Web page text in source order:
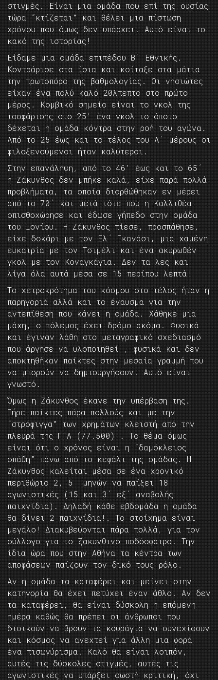
στιγμές. Είναι μια ομάδα που επί της ουσίας
τώρα “κτίζεται” και θέλει μια πίστωση
χρόνου που όμως δεν υπάρχει. Αυτό είναι το
κακό της ιστορίας!
Είδαμε μια ομάδα επιπέδου Β΄ Εθνικής.
Κοντράρισε στα ίσια και κοίταξε στα μάτια
την πρωτοπόρο της βαθμολογίας. Οι νησιώτες
είχαν ένα πολύ καλό 20λπεπτο στο πρώτο
μέρος. Κομβικό σημείο είναι το γκολ της
ισοφάρισης στο 25′ ένα γκολ το όποιο
δέχεται η ομάδα κόντρα στην ροή του αγώνα.
Από το 25 έως και το τέλος του Α΄ μέρους οι
φιλοξενούμενοι ήταν καλύτεροι.
Στην επανάληψη, από το 46′ έως και το 65΄
η Ζάκυνθος δεν μπήκε καλά, είχε παρά πολλά
προβλήματα, τα οποία διορθώθηκαν εν μέρει
από το 70΄ και μετά τότε που η Καλλιθέα
οπισθοχώρησε και έδωσε γήπεδο στην ομάδα
του Ιονίου. Η Ζάκυνθος πίεσε, προσπάθησε,
είχε δοκάρι με τον Ελ΄ Γκανάσι, μια χαμένη
ευκαιρία με τον Τσιμέλι και ένα ακυρωθέν
γκολ με τον Κοναγκάγια. Δεν τα λες και
λίγα όλα αυτά μέσα σε 15 περίπου λεπτά!
Το χειροκρότημα του κόσμου στο τέλος ήταν η
παρηγοριά αλλά και το έναυσμα για την
αντεπίθεση που κάνει η ομάδα. Χάθηκε μια
μάχη, ο πόλεμος έχει δρόμο ακόμα. Φυσικά
και έγιναν λάθη στο μεταγραφικό σχεδιασμό
που άργησε να υλοποιηθεί , φυσικά και δεν
αποκτηθήκαν παίκτες στην μεσαία γραμμή που
να μπορούν να δημιουργήσουν. Αυτό είναι
γνωστό.
Όμως η Ζάκυνθος έκανε την υπέρβαση της.
Πήρε παίκτες πάρα πολλούς και με την
“στρόφιγγα” των χρημάτων κλειστή από την
πλευρά της ΓΓΑ (77.500) . Το θέμα όμως
είναι ότι ο χρόνος είναι η “δαμόκλειος
σπάθη” πάνω από το κεφάλι της ομάδας. Η
Ζάκυνθος καλείται μέσα σε ένα χρονικό
περιθώριο 2, 5 μηνών να παίξει 18
αγωνιστικές (15 και 3΄ εξ΄ αναβολής
παιχνίδια). Δηλαδή κάθε εβδομάδα η ομάδα
θα δίνει 2 παιχνίδια!. Το στοίχημα είναι
μεγάλο! Διακυβεύονται πάρα πολλά, για τον
σύλλογο για το ζακυνθινό ποδόσφαιρο. Την
ίδια ώρα που στην Αθήνα τα κέντρα των
αποφάσεων παίζουν τον δικό τους ρόλο.
Αν η ομάδα τα καταφέρει και μείνει στην
κατηγορία θα έχει πετύχει έναν άθλο. Αν δεν
τα καταφέρει, θα είναι δύσκολη η επόμενη
ημέρα καθώς θα πρέπει οι άνθρωποι που
διοικούν να βρουν τα κουράγια να συνεχίσουν
και κόσμος να ανεχτεί για άλλη μια φορά
ένα πισωγύρισμα. Καλό θα είναι λοιπόν,
αυτές τις δύσκολες στιγμές, αυτές τις
αγωνιστικές να υπάρξει σωστή κριτική, όχι